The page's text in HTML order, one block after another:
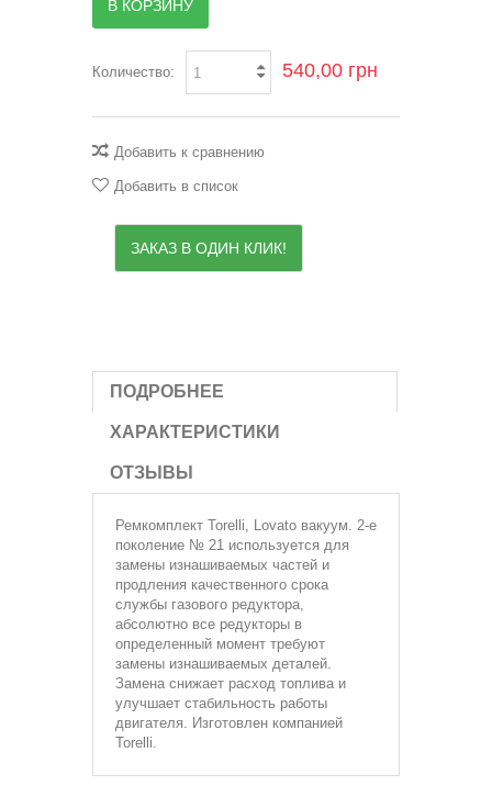
В КОРЗИНУ
Количество: 540,00 грн
Добавить к сравнению
Добавить в список
ЗАКАЗ В ОДИН КЛИК!
ПОДРОБНЕЕ
ХАРАКТЕРИСТИКИ
ОТЗЫВЫ
Ремкомплект Torelli, Lovato вакуум. 2-е
поколение № 21 используется для
замены изнашиваемых частей и
продления качественного срока
службы газового редуктора,
абсолютно все редукторы в
определенный момент требуют
замены изнашиваемых деталей.
Замена снижает расход топлива и
улучшает стабильность работы
двигателя. Изготовлен компанией
Torelli.